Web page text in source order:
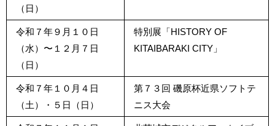
（日）
令和７年９月１０日
（水）〜１２月７日
（日）
特別展「HISTORY OF
KITAIBARAKI CITY」
令和７年１０月４日
（土）・５日（日）
第７３回 磯原杯近県ソフトテ
ニス大会